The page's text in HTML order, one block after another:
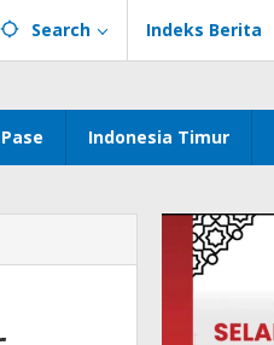
Search Indeks Berita
Pase Indonesia Timur